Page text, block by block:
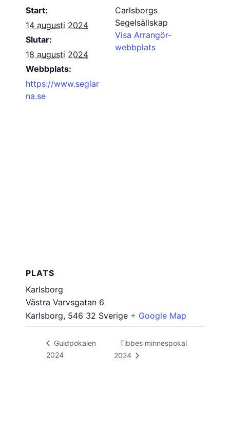
Start:
14 augusti 2024
Slutar:
18 augusti 2024
Webbplats:
https://www.seglar
na.se
Carlsborgs
Segelsällskap
Visa Arrangör-
webbplats
PLATS
Karlsborg
Västra Varvsgatan 6
Karlsborg, 546 32 Sverige + Google Map
Guldpokalen
2024
Tibbes minnespokal
2024